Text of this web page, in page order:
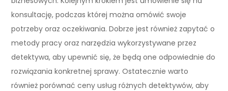
konsultację, podczas której można omówić swoje
potrzeby oraz oczekiwania. Dobrze jest również zapytać o
metody pracy oraz narzędzia wykorzystywane przez
detektywa, aby upewnić się, że będą one odpowiednie do
rozwiązania konkretnej sprawy. Ostatecznie warto
również porównać ceny usług różnych detektywów, aby